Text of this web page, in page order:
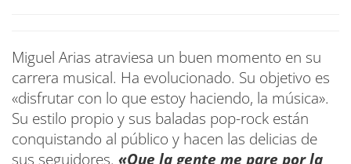
Miguel Arias atraviesa un buen momento en su
carrera musical. Ha evolucionado. Su objetivo es
«disfrutar con lo que estoy haciendo, la música».
Su estilo propio y sus baladas pop-rock están
conquistando al público y hacen las delicias de
sus seguidores. «Que la gente me pare por la